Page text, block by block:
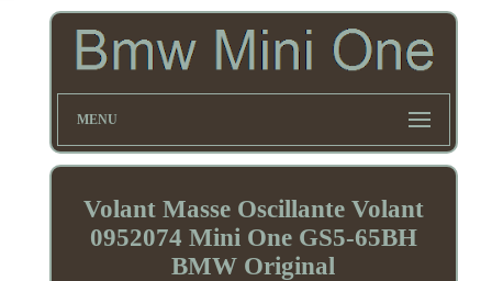
MENU
Volant Masse Oscillante Volant
0952074 Mini One GS5-65BH
BMW Original